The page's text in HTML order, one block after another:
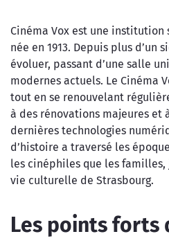
Cinéma Vox est une institution
née en 1913. Depuis plus d’un
évoluer, passant d’une salle
modernes actuels. Le Cinéma
tout en se renouvelant
à des rénovations majeures et
dernières technologies
d’histoire a traversé les
les cinéphiles que les
vie culturelle de Strasbourg.
Les points forts